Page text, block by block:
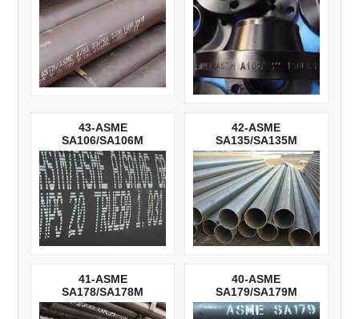
43-ASME
SA106/SA106M
42-ASME
SA135/SA135M
41-ASME
SA178/SA178M
40-ASME
SA179/SA179M